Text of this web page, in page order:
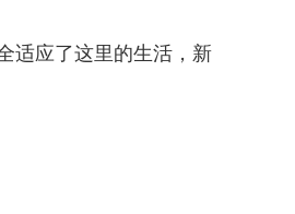
适应了这里的生活，新